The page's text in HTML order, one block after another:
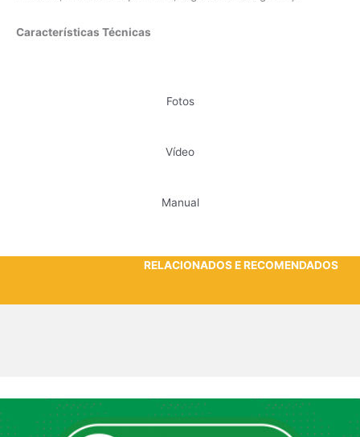
Fotos
Vídeo
Manual
Características Técnicas
RELACIONADOS E RECOMENDADOS